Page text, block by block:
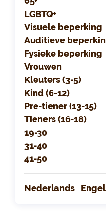
LGBTQ+
Visuele beperking
Auditieve
Fysieke beperking
Vrouwen
Kleuters (3-5)
Kind (6-12)
Pre-tiener (13-15)
Tieners (16-18)
19-30
31-40
41-50
Nederlands